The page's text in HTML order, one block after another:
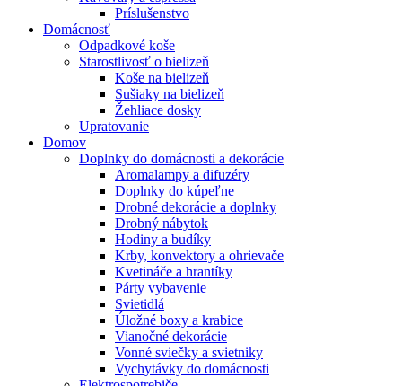
Príslušenstvo
Domácnosť
Odpadkové koše
Starostlivosť o bielizeň
Koše na bielizeň
Sušiaky na bielizeň
Žehliace dosky
Upratovanie
Domov
Doplnky do domácnosti a dekorácie
Aromalampy a difuzéry
Doplnky do kúpeľne
Drobné dekorácie a doplnky
Drobný nábytok
Hodiny a budíky
Krby, konvektory a ohrievače
Kvetináče a hrantíky
Párty vybavenie
Svietidlá
Úložné boxy a krabice
Vianočné dekorácie
Vonné sviečky a svietniky
Vychytávky do domácnosti